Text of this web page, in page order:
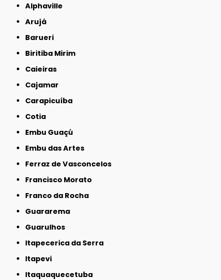
Alphaville
Arujá
Barueri
Biritiba Mirim
Caieiras
Cajamar
Carapicuíba
Cotia
Embu Guaçú
Embu das Artes
Ferraz de Vasconcelos
Francisco Morato
Franco da Rocha
Guararema
Guarulhos
Itapecerica da Serra
Itapevi
Itaquaquecetuba